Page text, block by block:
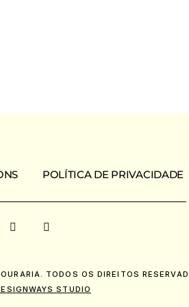
POLÍTICA DE PRIVACIDADE
TODOS OS DIREITOS
STUDIO